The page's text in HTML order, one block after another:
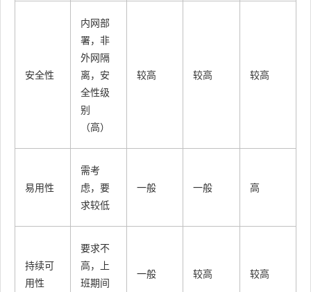
安全性
内网部
署，非
外网隔
离，安
全性级
别
（高）
较高 较高 较高
易用性
需考
虑，要
求较低
一般 一般 高
持续可
用性
要求不
高，上
班期间
一般 较高 较高